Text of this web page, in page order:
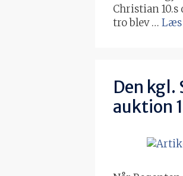
Christian 10.s
tro blev … Læs
Den
auktion